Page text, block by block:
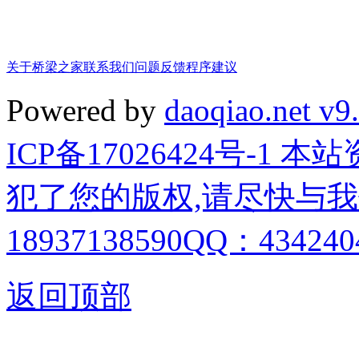
关于桥梁之家联系我们问题反馈程序建议
Powered by daoqiao.net
ICP备17026424号-1 本
犯了您的版权,请尽快与
18937138590QQ：
返回顶部